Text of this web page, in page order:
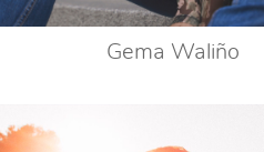
Gema Waliño